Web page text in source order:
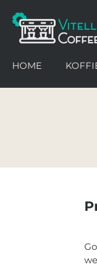
Ga
direct
naar
hoofdinhoud
HOME